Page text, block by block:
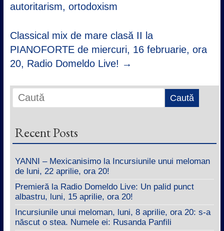
autoritarism, ortodoxism
Classical mix de mare clasă II la
PIANOFORTE de miercuri, 16 februarie, ora
20, Radio Domeldo Live! →
Recent Posts
YANNI – Mexicanisimo la Incursiunile unui meloman
de luni, 22 aprilie, ora 20!
Premieră la Radio Domeldo Live: Un palid punct
albastru, luni, 15 aprilie, ora 20!
Incursiunile unui meloman, luni, 8 aprilie, ora 20: s-a
născut o stea. Numele ei: Rusanda Panfili